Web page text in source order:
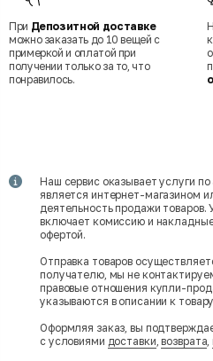
При Депозитной доставке
можно заказать до 10 вещей с
примеркой и оплатой при
получении только за то, что
понравилось.
Наш сервис оказывает услуги
является интернет-магазином
деятельность продажи товаров.
включает комиссию и
офертой.
Отправка товаров
получателю, мы не
правовые отношения купли-
указываются в описании к
Оформляя заказ, вы
с условиями доставки,возврата,